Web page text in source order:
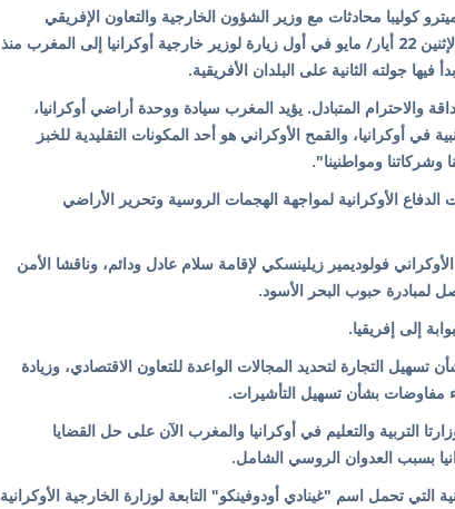
كوليبا محادثات مع وزير الشؤون الخارجية والتعاون الإفريقي
والمغاربة المقيمين بالخارج ناصر بوريطة في الرباط يوم الإثنين 22 أيار/ مايو في أول زيارة لوزير خارجية أوكرانيا إلى المغرب منذ
والاحترام المتبادل. يؤيد المغرب سيادة ووحدة أراضي أوكرانيا،
في أوكرانيا، والقمح الأوكراني هو أحد المكونات التقليدية للخبز
وشركاتنا ومواطنينا".
الأوكرانية لمواجهة الهجمات الروسية وتحرير الأراضي
فولوديمير زيلينسكي لإقامة سلام عادل ودائم، وناقشا الأمن
لمبادرة حبوب البحر الأسود.
إلى إفريقيا.
التجارة لتحديد المجالات الواعدة للتعاون الاقتصادي، وزيادة
مفاوضات بشأن تسهيل التأشيرات.
التربية والتعليم في أوكرانيا والمغرب الآن على حل القضايا
بسبب العدوان الروسي الشامل.
التي تحمل اسم "غينادي أودوفينكو" التابعة لوزارة الخارجية الأوكرانية